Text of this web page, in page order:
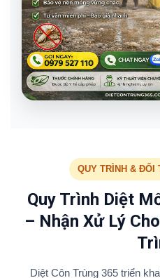
QUY TRÌNH & ĐỐI
Quy Trình Diệt
– Nhận Xử Lý
Diệt Côn Trùng 365 triển